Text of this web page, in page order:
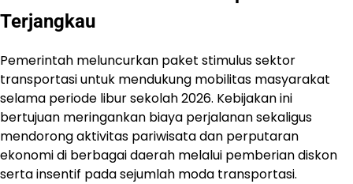
Terjangkau
Pemerintah meluncurkan paket stimulus sektor
transportasi untuk mendukung mobilitas masyarakat
selama periode libur sekolah 2026. Kebijakan ini
bertujuan meringankan biaya perjalanan sekaligus
mendorong aktivitas pariwisata dan perputaran
ekonomi di berbagai daerah melalui pemberian diskon
serta insentif pada sejumlah moda transportasi.